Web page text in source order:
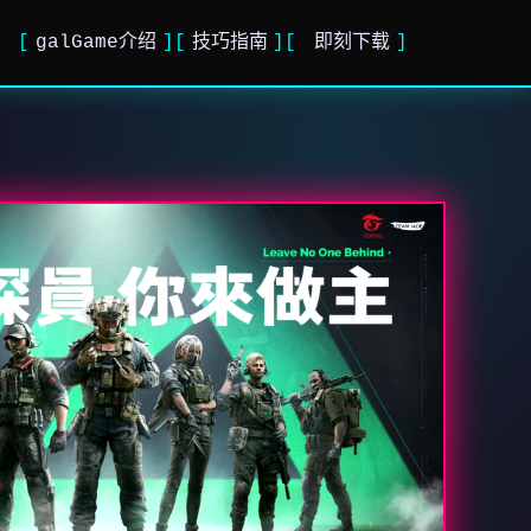
galGame介绍 技巧指南 即刻下载